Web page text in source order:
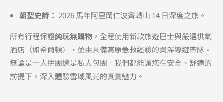
朝聖史詩： 2026 馬年阿里岡仁波齊轉山 14 日深度之旅。
所有行程保證純玩無購物 ，全程使用新款旅遊巴士與嚴選供氧
酒店（如希爾頓），並由具備高原急救經驗的資深導遊帶隊。
無論是一人拚團還是私人包團，我們都能讓您在安全、舒適的
前提下，深入體驗雪域風光的真實魅力。